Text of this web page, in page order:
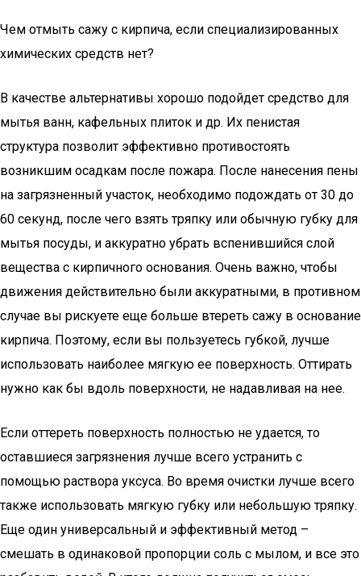
Чем отмыть сажу с кирпича, если специализированных
химических средств нет?
В качестве альтернативы хорошо подойдет средство для
мытья ванн, кафельных плиток и др. Их пенистая
структура позволит эффективно противостоять
возникшим осадкам после пожара. После нанесения пены
на загрязненный участок, необходимо подождать от 30 до
60 секунд, после чего взять тряпку или обычную губку для
мытья посуды, и аккуратно убрать вспенившийся слой
вещества с кирпичного основания. Очень важно, чтобы
движения действительно были аккуратными, в противном
случае вы рискуете еще больше втереть сажу в основание
кирпича. Поэтому, если вы пользуетесь губкой, лучше
использовать наиболее мягкую ее поверхность. Оттирать
нужно как бы вдоль поверхности, не надавливая на нее.
Если оттереть поверхность полностью не удается, то
оставшиеся загрязнения лучше всего устранить с
помощью раствора уксуса. Во время очистки лучше всего
также использовать мягкую губку или небольшую тряпку.
Еще один универсальный и эффективный метод –
смешать в одинаковой пропорции соль с мылом, и все это